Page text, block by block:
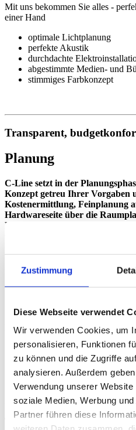
Zustimmung
Diese Webseite verwendet
Wir verwenden Cookies, um
personalisieren, Funktionen
zu können und die Zugriffe
analysieren. Außerdem
Verwendung unserer
soziale Medien, Werbung
Partner führen diese
Mit uns bekommen Sie alles -
einer Hand
optimale Lichtplanung
perfekte Akustik
durchdachte
abgestimmte Medien- und
stimmiges Farbkonzept
Transparent,
Planung
C-Line setzt in der
Konzept getreu Ihrer Vorgaben
Kostenermittlung, Feinplanung
Hardwareseite über die
Produktauswahl bis zur
Mit Hilfe unseres
Lösungen aus einer Hand
beraten wir Sie auch gerne zu
Lichttechnik, Medienmöbel,
Dazu gehört
Kostenermittlung anhand
Feinplanung auf Software-
Raumplanung mit
Technologie und